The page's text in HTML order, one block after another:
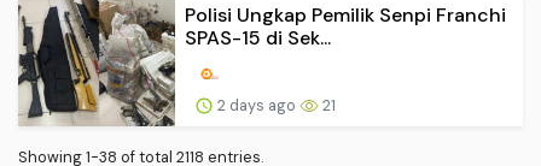
Polisi Ungkap Pemilik Senpi Franchi
SPAS-15 di Sek...
2 days ago 21
Showing 1-38 of total 2118 entries.